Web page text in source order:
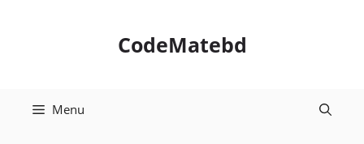
CodeMatebd
Menu